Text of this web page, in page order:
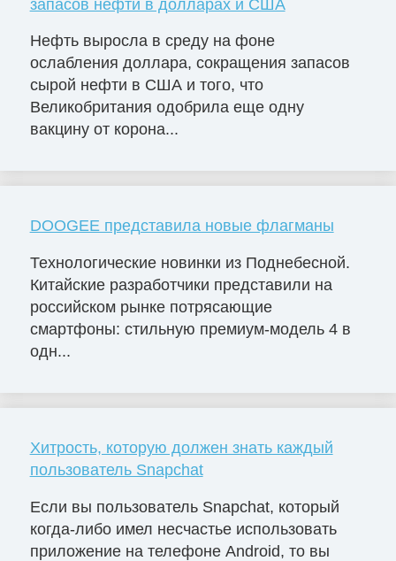
запасов нефти в долларах и США
Нефть выросла в среду на фоне
ослабления доллара, сокращения запасов
сырой нефти в США и того, что
Великобритания одобрила еще одну
вакцину от корона...
DOOGEE представила новые флагманы
Технологические новинки из Поднебесной.
Китайские разработчики представили на
российском рынке потрясающие
смартфоны: стильную премиум-модель 4 в
одн...
Хитрость, которую должен знать каждый
пользователь Snapchat
Если вы пользователь Snapchat, который
когда-либо имел несчастье использовать
приложение на телефоне Android, то вы